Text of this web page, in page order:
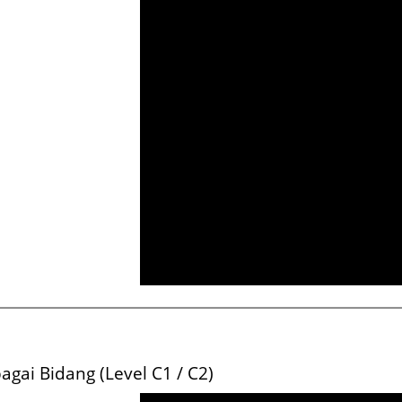
Bidang (Level C1 / C2)